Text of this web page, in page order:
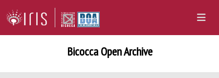
Bicocca Open Archive